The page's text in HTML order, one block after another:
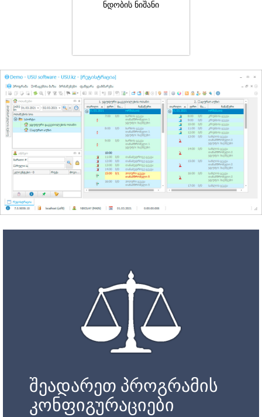
ნდობის ნიშანი
შეადარეთ პროგრამის
კონფიგურაციები